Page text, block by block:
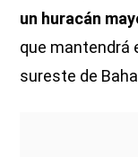
un huracán
que mantendrá
sureste de